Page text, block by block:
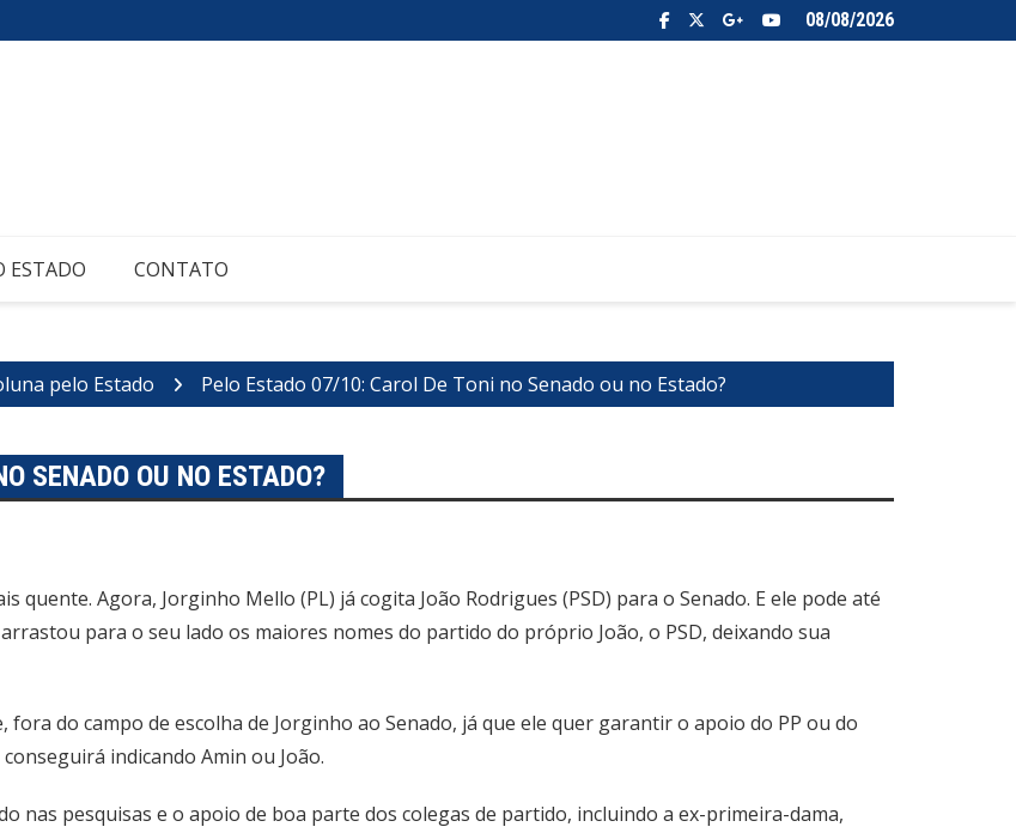
08/08/2026
ESTADO CONTATO
pelo Estado Pelo Estado 07/10: Carol De Toni no Senado ou no Estado?
SENADO OU NO ESTADO?
quente. Agora, Jorginho Mello (PL) já cogita João Rodrigues (PSD) para o Senado. E ele pode até
para o seu lado os maiores nomes do partido do próprio João, o PSD, deixando sua
do campo de escolha de Jorginho ao Senado, já que ele quer garantir o apoio do PP ou do
indicando Amin ou João.
nas pesquisas e o apoio de boa parte dos colegas de partido, incluindo a ex-primeira-dama,